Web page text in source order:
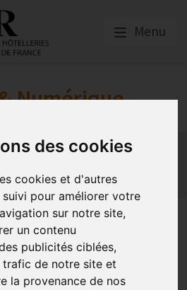
des cookies
cookies et d'autres
pour améliorer votre
sur notre site,
un contenu
publicités ciblées,
trafic de notre site et
la provenance de nos
Menu
Numérique
en ligne
Europe
! Enquête